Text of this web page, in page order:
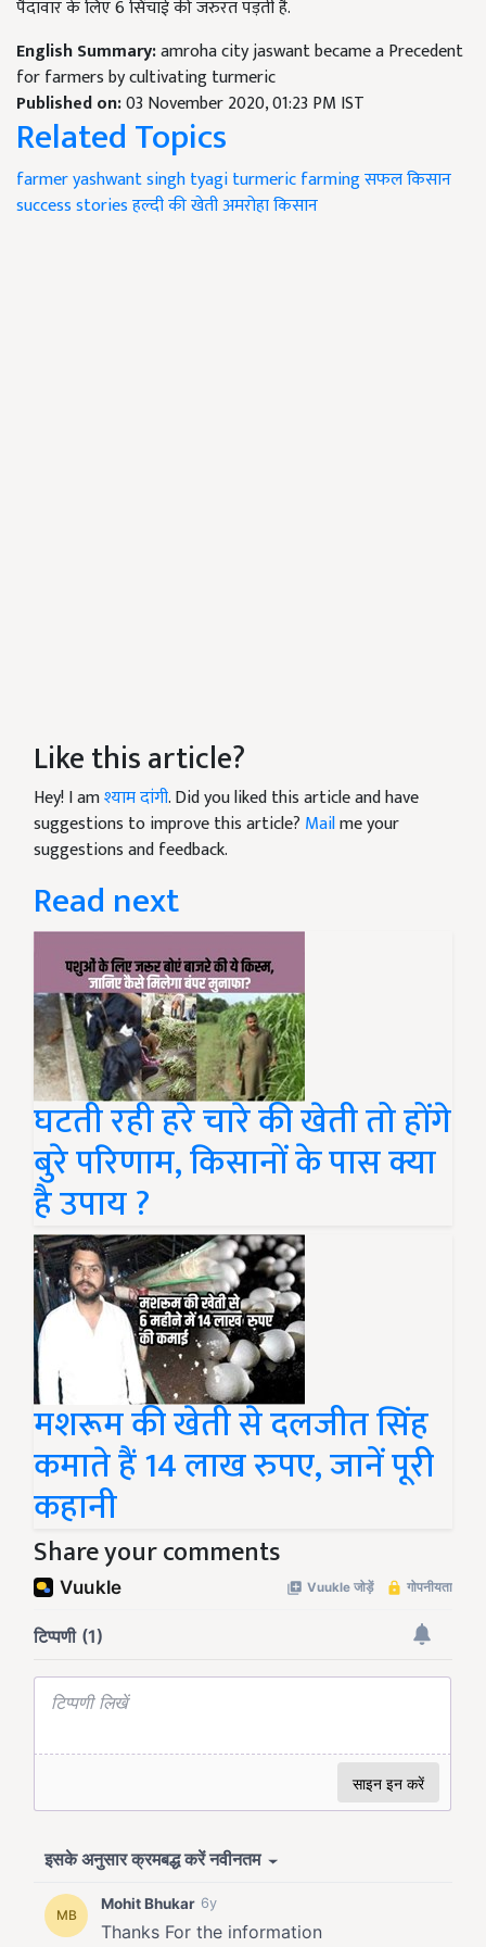
पैदावार के लिए 6 सिंचाई की जरुरत पड़ती है.
English Summary:amroha city jaswant became a Precedent
for farmers by cultivating turmeric
Published on:03 November 2020, 01:23 PM IST
Related Topics
farmer yashwant singh tyagiturmeric farmingसफल किसान
success storiesहल्दी की खेतीअमरोहा किसान
Like this article?
Hey! I amश्याम दांगी. Did you liked this article and have
suggestions to improve this article? Mailme your
suggestions and feedback.
Read next
घटती रही हरे चारे की खेती तो होंगे
बुरे परिणाम, किसानों के पास क्या
है उपाय ?
मशरूम की खेती से दलजीत सिंह
कमाते हैं 14 लाख रुपए, जानें पूरी
कहानी
Share your comments